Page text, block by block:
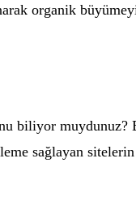
organik
biliyor
sağlayan